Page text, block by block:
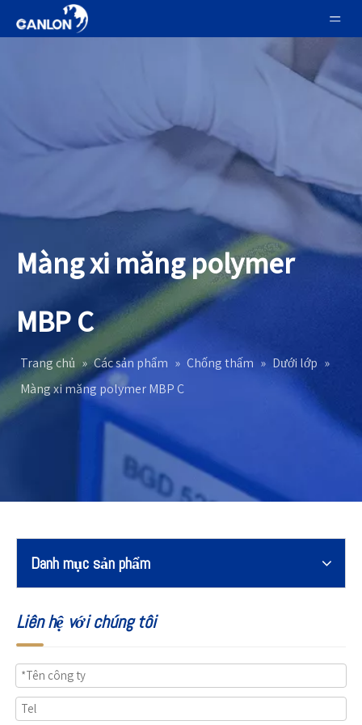
Màng xi măng polymer
MBP C
Trang chủ » Các sản phẩm » Chống thấm » Dưới lớp »
Màng xi măng polymer MBP C
Danh mục sản phẩm
Liên hệ với chúng tôi